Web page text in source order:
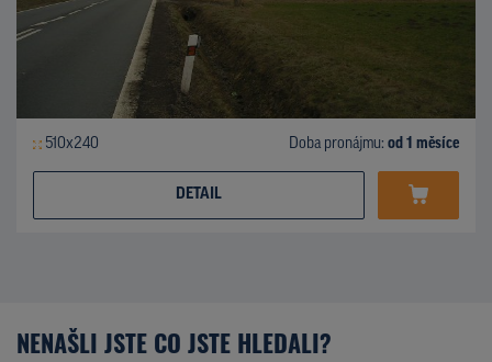
510x240 Doba pronájmu: od 1 měsíce
DETAIL
NENAŠLI JSTE CO JSTE HLEDALI?